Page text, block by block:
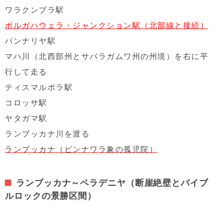
ワラクンブラ駅
ポルガハウェラ・ジャンクション駅（北部線と接続）
パンナリヤ駅
マハ川（北西部州とサバラガムワ州の州境）を右に平
行して走る
ティスマルポラ駅
コロッサ駅
ヤタガマ駅
ランブッカナ川を渡る
ランブッカナ（ピンナワラ象の孤児院）
ランブッカナ～ペラデニヤ（断崖絶壁とバイブ
ルロックの景勝区間）